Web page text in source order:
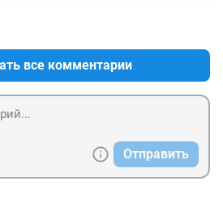
все комментарии
Отправить